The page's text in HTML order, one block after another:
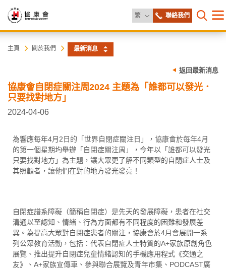
繁 更改語言聯絡我們
打開目
協
會
主頁 關於我們 最新消息
返回最新消息
協康會自閉症關注周2024 主題為「誰都可以發光．
只要找對地方」
2024-04-06
為響應每年4月2日的「世界自閉症關注日」，協康會於每年4月
的第一個星期均舉辦「自閉症關注周」，今年以「誰都可以發光
只要找對地方」為主題，讓大眾更了解不同類型的自閉症人士及
其照顧者，讓他們在對的地方發光發亮！
自閉症譜系障礙（簡稱自閉症）是先天的發展障礙，患者在社交
溝通以至認知、情緒、行為方面都有不同程度的困難和發展差
異。為提高大眾對自閉症患者的關注，協康會於4月會展開一系
列公眾教育活動，包括：代表自閉症人士特質的A+家族原創角色
展覽、推出提升自閉症兒童情緒認知的手機應用程式《交通之
友》、A+家族宣傳車、參與聯合展覽及青年市集、PODCAST廣